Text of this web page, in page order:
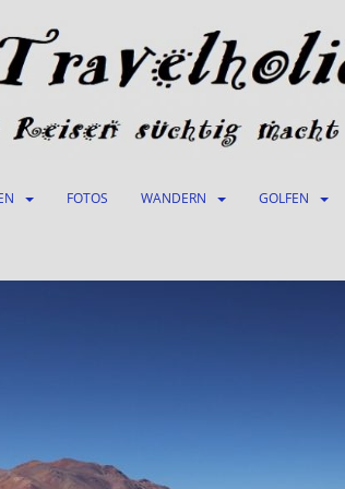
FOTOS WANDERN GOLFEN